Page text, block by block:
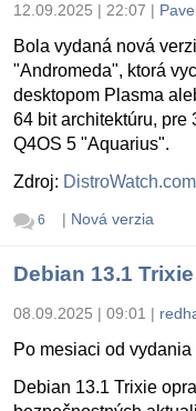
12.09.2025 | 22:07 |
Bola vydaná nová
"Andromeda", ktorá
desktopom Plasma
64 bit architektúru, pre
Q4OS 5 "Aquarius".
Zdroj: DistroWatch.com
6 | Nová verzia
Debian 13.1 Trixie
08.09.2025 | 09:01 |
Po mesiaci od
Debian 13.1 Trixie